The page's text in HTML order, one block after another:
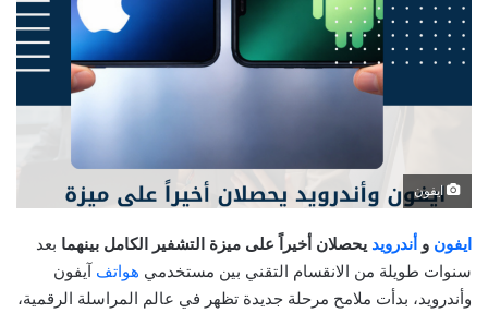
ايفون
ايفون و أندرويد يحصلان أخيراً على ميزة التشفير الكامل بينهما بعد
سنوات طويلة من الانقسام التقني بين مستخدمي هواتف آيفون
وأندرويد، بدأت ملامح مرحلة جديدة تظهر في عالم المراسلة الرقمية،